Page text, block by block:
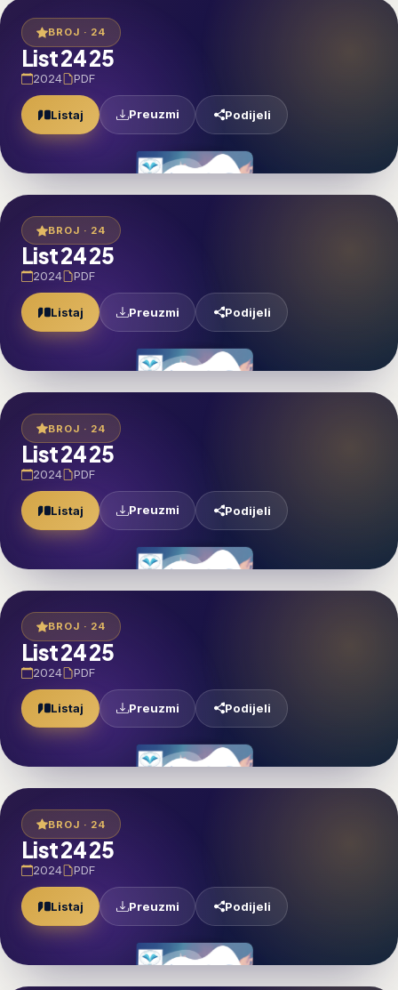
BROJ · 24
List 24 25
2024 PDF
Listaj Preuzmi Podijeli
BROJ · 24
List 24 25
2024 PDF
Listaj Preuzmi Podijeli
BROJ · 24
List 24 25
2024 PDF
Listaj Preuzmi Podijeli
BROJ · 24
List 24 25
2024 PDF
Listaj Preuzmi Podijeli
BROJ · 24
List 24 25
2024 PDF
Listaj Preuzmi Podijeli